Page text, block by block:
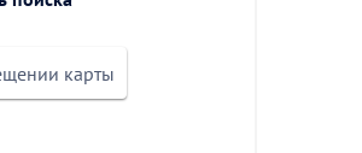
карты